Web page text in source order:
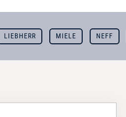
LIEBHERR MIELE NEFF